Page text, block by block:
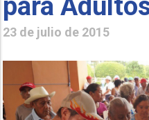
23 de julio de 2015